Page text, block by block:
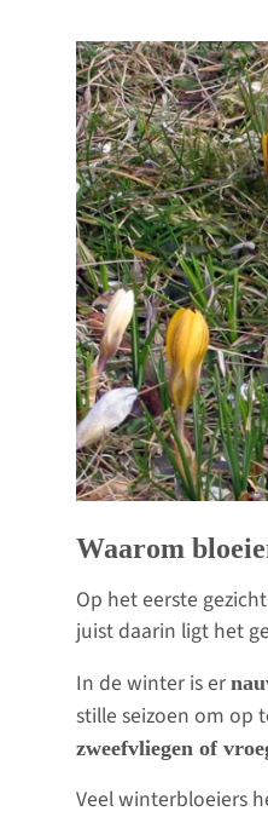
Waarom
Op het eerste
juist daarin ligt het
In de winter is er
stille seizoen om op
zweefvliegen of
Veel winterbloeiers